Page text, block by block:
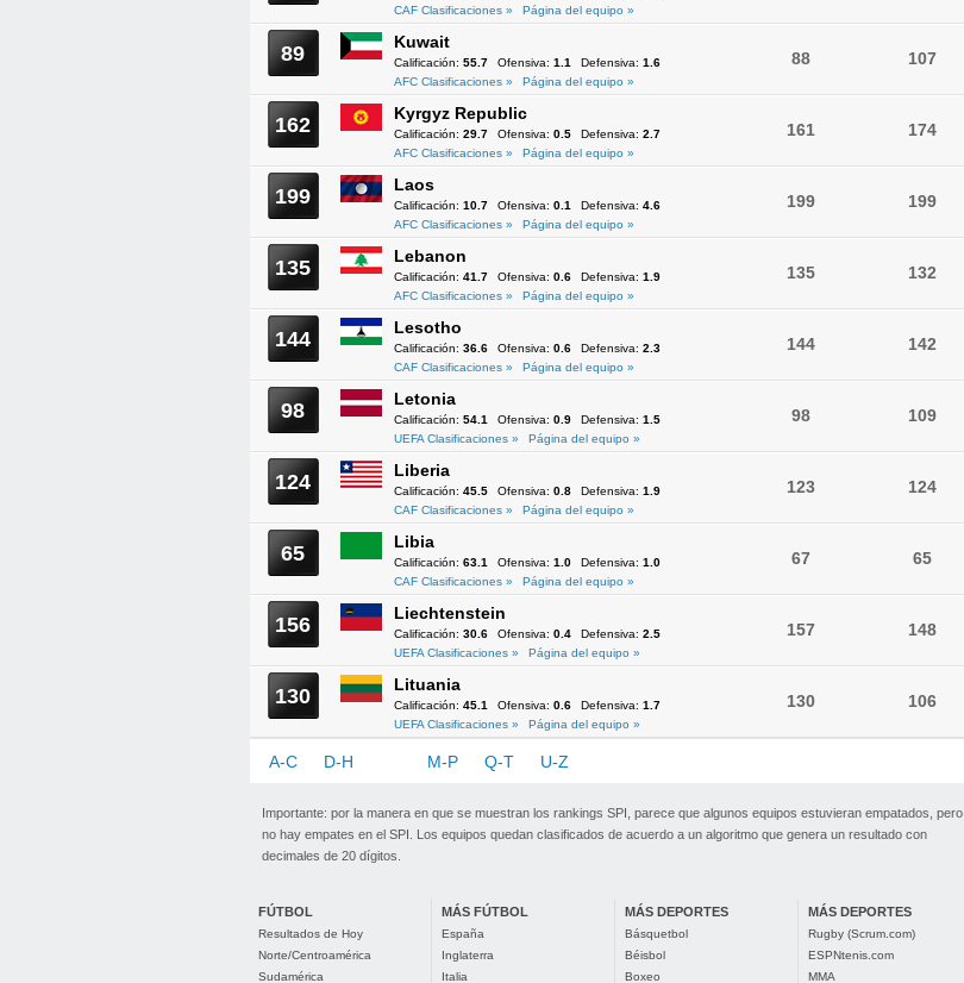
CAF Clasificaciones »
Página del equipo »
89 Kuwait
Calificación: 55.7 Ofensiva: 1.1 Defensiva: 1.6
AFC Clasificaciones »
Página del equipo »
88 107
162 Kyrgyz Republic
Calificación: 29.7 Ofensiva: 0.5 Defensiva: 2.7
AFC Clasificaciones »
Página del equipo »
161 174
199 Laos
Calificación: 10.7 Ofensiva: 0.1 Defensiva: 4.6
AFC Clasificaciones »
Página del equipo »
199 199
135 Lebanon
Calificación: 41.7 Ofensiva: 0.6 Defensiva: 1.9
AFC Clasificaciones »
Página del equipo »
135 132
144 Lesotho
Calificación: 36.6 Ofensiva: 0.6 Defensiva: 2.3
CAF Clasificaciones »
Página del equipo »
144 142
98 Letonia
Calificación: 54.1 Ofensiva: 0.9 Defensiva: 1.5
UEFA Clasificaciones »
Página del equipo »
98 109
124 Liberia
Calificación: 45.5 Ofensiva: 0.8 Defensiva: 1.9
CAF Clasificaciones »
Página del equipo »
123 124
65 Libia
Calificación: 63.1 Ofensiva: 1.0 Defensiva: 1.0
CAF Clasificaciones »
Página del equipo »
67 65
156 Liechtenstein
Calificación: 30.6 Ofensiva: 0.4 Defensiva: 2.5
UEFA Clasificaciones »
Página del equipo »
157 148
130 Lituania
Calificación: 45.1 Ofensiva: 0.6 Defensiva: 1.7
UEFA Clasificaciones »
Página del equipo »
130 106
A-C D-H M-P Q-T U-Z
Importante: por la manera en que se muestran los rankings SPI, parece que algunos equipos estuvieran empatados, pero
no hay empates en el SPI. Los equipos quedan clasificados de acuerdo a un algoritmo que genera un resultado con
decimales de 20 dígitos.
FÚTBOL
Resultados de Hoy
Norte/Centroamérica
Sudamérica
MÁS FÚTBOL
España
Inglaterra
Italia
MÁS DEPORTES
Básquetbol
Béisbol
Boxeo
MÁS DEPORTES
Rugby (Scrum.com)
ESPNtenis.com
MMA